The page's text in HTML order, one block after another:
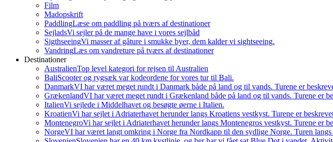
Film
Madopskrift
PaddlingLæse om paddling på tværs af destinationer
SejladsVi sejler på de mange have i vores sejlbåd
SigthseeingVi masser af gåture i smukke byer, dem kalder vi sightseeing.
VandringLæs om vandreture på tværs af destinationer
Destinationer
AustralienTop level kategori for rejsen til Australien
BaliScooter og rygsæk var kodeordene for vores tur til Bali.
DanmarkVI har været meget rundt i Danmark både på land og til vands. Turene er
GrækenlandVI har været meget rundt i Grækenland både på land og til vands. Turene er
ItalienVi sejlede i Middelhavet og besøgte øerne i Italien.
KroatienVi har sejlet i Adriaterhavet herunder langs Kroatiens vestkyst. Turene er
MontenegroVi har sejlet i Adriaterhavet herunder langs Montenegros vestkyst. Turene er
NorgeVI har været langt omkring i Norge fra Nordkapp til den sydlige Norge. Turen langs